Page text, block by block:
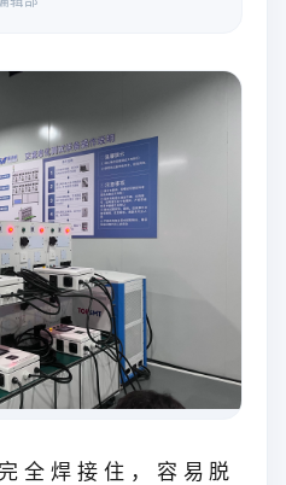
全焊接住，容易脱